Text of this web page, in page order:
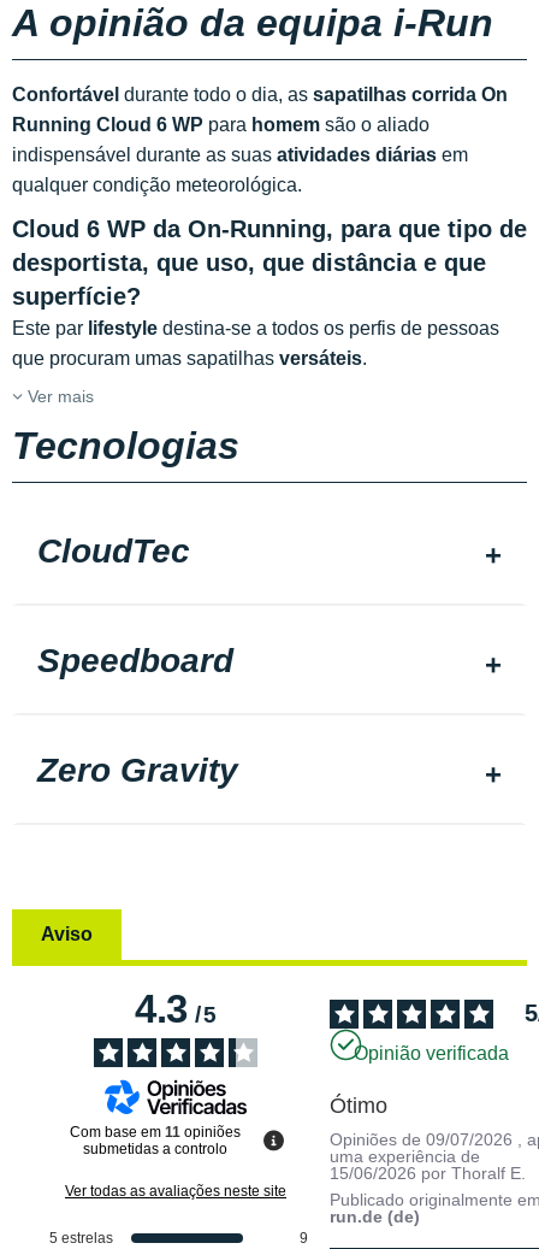
A opinião da equipa i-Run
Confortável durante todo o dia, as sapatilhas corrida On
Running Cloud 6 WP para homem são o aliado
indispensável durante as suas atividades diárias em
qualquer condição meteorológica.
Cloud 6 WP da On-Running, para que tipo de
desportista, que uso, que distância e que
superfície?
Este par lifestyle destina-se a todos os perfis de pessoas
que procuram umas sapatilhas versáteis.
Ver mais
Tecnologias
CloudTec
Speedboard
Zero Gravity
Aviso
4.3/5
Com base em 11 opiniões
submetidas a controlo
Ver todas as avaliações neste site
5 estrelas
9
5
Opinião verificada
Ótimo
Opiniões de09/07/2026
,
uma experiência de
15/06/2026 porThoralf E.
Publicado originalmente
run.de (de)